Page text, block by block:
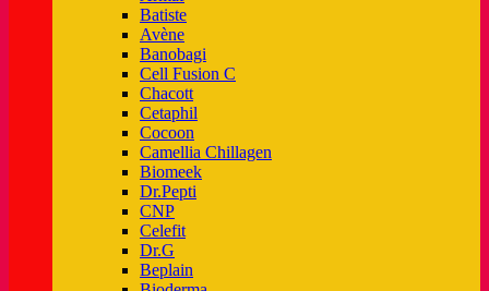
Batiste
Avène
Banobagi
Cell Fusion C
Chacott
Cetaphil
Cocoon
Camellia Chillagen
Biomeek
Dr.Pepti
CNP
Celefit
Dr.G
Beplain